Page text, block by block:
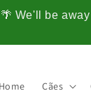
We'll be
Home Cães